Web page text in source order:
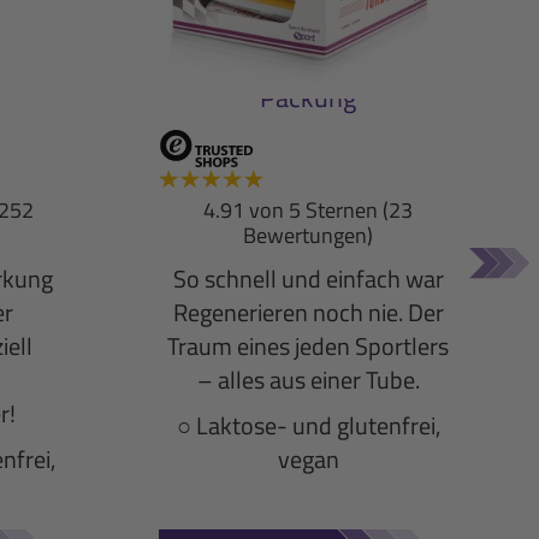
g-
Turbo +BCAA
Geschmack: Exotic 18er-
Packung
4.91 von 5 Sternen (23
Bewertungen)
So schnell und einfach war
Regenerieren noch nie. Der
Traum eines jeden Sportlers
– alles aus einer Tube.
○ Laktose- und glutenfrei,
vegan